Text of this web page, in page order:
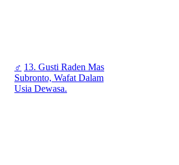
♂ 13. Gusti Raden Mas
Subronto, Wafat Dalam
Usia Dewasa.